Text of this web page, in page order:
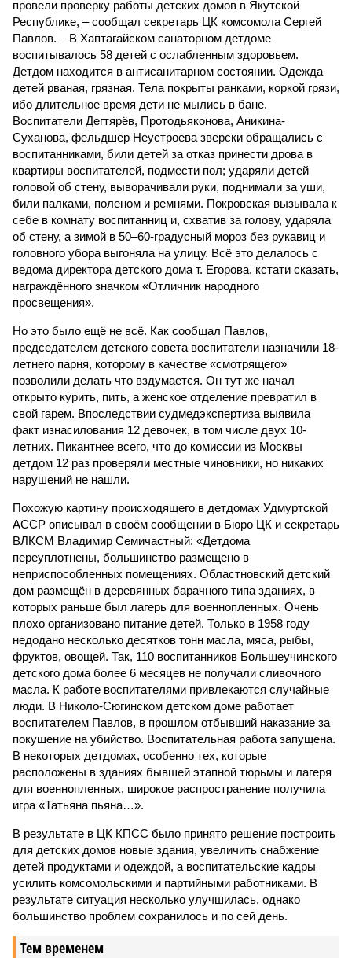
провели проверку работы детских домов в Якутской
Республике, – сообщал секретарь ЦК комсомола Сергей
Павлов. – В Хаптагайском санаторном детдоме
воспитывалось 58 детей с ослабленным здоровьем.
Детдом находится в антисанитарном состоянии. Одежда
детей рваная, грязная. Тела покрыты ранками, коркой грязи,
ибо длительное время дети не мылись в бане.
Воспитатели Дегтярёв, Протодьяконова, Аникина-
Суханова, фельдшер Неустроева зверски обращались с
воспитанниками, били детей за отказ принести дрова в
квартиры воспитателей, подмести пол; ударяли детей
головой об стену, выворачивали руки, поднимали за уши,
били палками, поленом и ремнями. Покровская вызывала к
себе в комнату воспитанниц и, схватив за голову, ударяла
об стену, а зимой в 50–60-градусный мороз без рукавиц и
головного убора выгоняла на улицу. Всё это делалось с
ведома директора детского дома т. Егорова, кстати сказать,
награждённого значком «Отличник народного
просвещения».
Но это было ещё не всё. Как сообщал Павлов,
председателем детского совета воспитатели назначили 18-
летнего парня, которому в качестве «смотрящего»
позволили делать что вздумается. Он тут же начал
открыто курить, пить, а женское отделение превратил в
свой гарем. Впоследствии судмедэкспертиза выявила
факт изнасилования 12 девочек, в том числе двух 10-
летних. Пикантнее всего, что до комиссии из Москвы
детдом 12 раз проверяли местные чиновники, но никаких
нарушений не нашли.
Похожую картину происходящего в детдомах Удмуртской
АССР описывал в своём сообщении в Бюро ЦК и секретарь
ВЛКСМ Владимир Семичастный: «Детдома
переуплотнены, большинство размещено в
неприспособленных помещениях. Областновский детский
дом размещён в деревянных барачного типа зданиях, в
которых раньше был лагерь для военнопленных. Очень
плохо организовано питание детей. Только в 1958 году
недодано несколько десятков тонн масла, мяса, рыбы,
фруктов, овощей. Так, 110 воспитанников Большеучинского
детского дома более 6 месяцев не получали сливочного
масла. К работе воспитателями привлекаются случайные
люди. В Николо-Сюгинском детском доме работает
воспитателем Павлов, в прошлом отбывший наказание за
покушение на убийство. Воспитательная работа запущена.
В некоторых детдомах, особенно тех, которые
расположены в зданиях бывшей этапной тюрьмы и лагеря
для военнопленных, широкое распространение получила
игра «Татьяна пьяна…».
В результате в ЦК КПСС было принято решение построить
для детских домов новые здания, увеличить снабжение
детей продуктами и одеждой, а воспитательские кадры
усилить комсомольскими и партийными работниками. В
результате ситуация несколько улучшилась, однако
большинство проблем сохранилось и по сей день.
Тем временем